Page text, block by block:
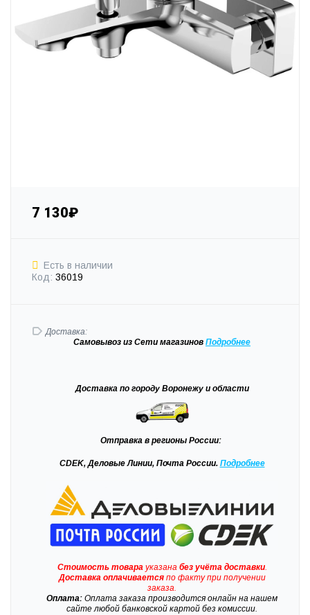
7 130₽
Есть в наличии
Код: 36019
Доставка:
Самовывоз из Сети магазинов Подробнее
Доставка по городу Воронежу и области
Отправка в регионы России:
CDEK, Деловые Линии, Почта России. Подробнее
Стоимость товарауказана без учёта доставки.
Доставкаоплачиваетсяпо факту при получении
заказа.
Оплата: Оплата заказа производится онлайн на нашем
сайте любой банковской картой без комиссии.